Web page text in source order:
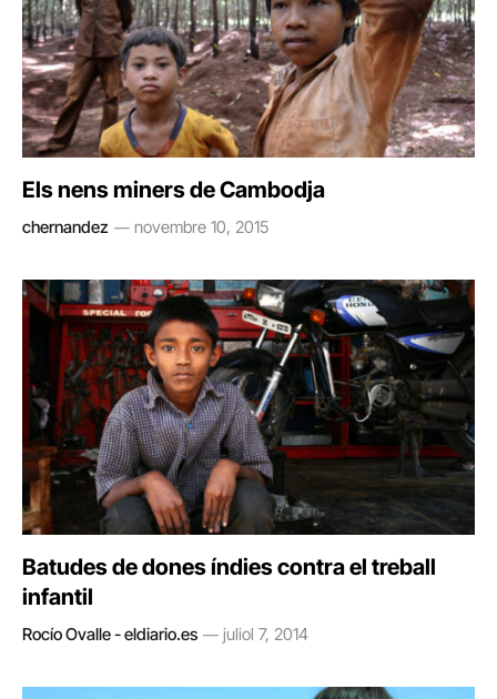
Els nens miners de Cambodja
chernandez novembre 10, 2015
Batudes de dones índies contra el treball
infantil
Rocío Ovalle - eldiario.es juliol 7, 2014